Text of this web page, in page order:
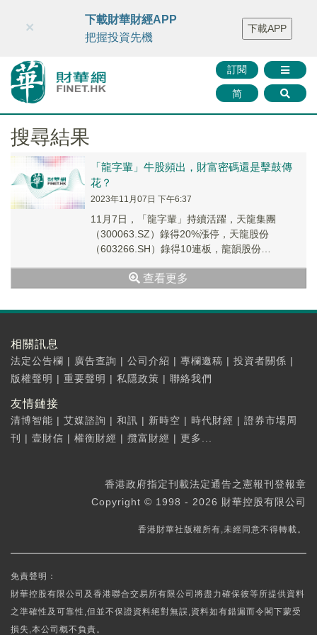
財華智庫網 FINTV FINMETA 財華證券 媒體矩陣
智庫沙龍
聯絡我們
訂閱
简
×
下載財華財經APP
把握投資先機
下載APP
搜尋結果
「龍字輩」牛股頻出，財富密碼還是擊鼓傳
花？
2023年11月07日 下午6:37
11月7日，「龍字輩」持續活躍，天龍集團
（300063.SZ）錄得20%漲停，天龍股份
（603266.SH）錄得10連板，龍韻股份
查看更多
相關訊息
法定公告欄 | 廣告查詢 | 公司介紹 | 專欄邀稿 | 投資者關係 |
版權聲明 | 重要聲明 | 私隱政策 | 聯絡我們
友情鏈接
清博智能 | 艾媒諮詢 | 和訊 | 新時空 | 時代財經 | 證券市場周
刊
| 壹財信 | 權衡財經 | 攬富財經 | 更多...
香港政府指定刊載法定通告之憲報刊登報章
Copyright © 1998 - 2026 財華控股有限公司
香港財華社版權所有,未經同意不得轉載。
免責聲明：
財華控股有限公司及香港聯合交易所有限公司將盡力確保彼等所提供資料
之準確性及可靠性,但並不保證資料絕對無誤,資料如有錯漏而令閣下蒙受
損失,本公司概不負責。